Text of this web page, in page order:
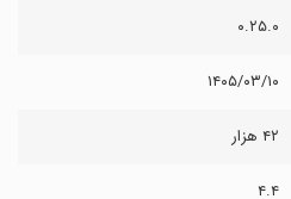
۰.۲۵.۰
۱۴۰۵/۰۳/۱۰
۴۲ هزار
۴.۴